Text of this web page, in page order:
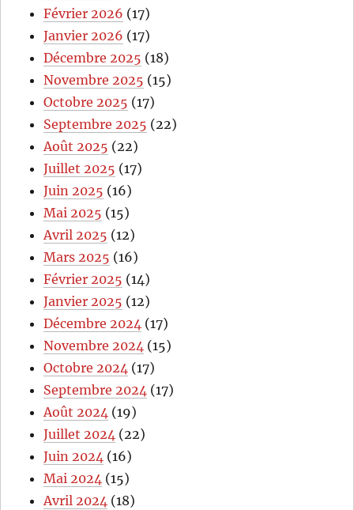
Février 2026 (17)
Janvier 2026 (17)
Décembre 2025 (18)
Novembre 2025 (15)
Octobre 2025 (17)
Septembre 2025 (22)
Août 2025 (22)
Juillet 2025 (17)
Juin 2025 (16)
Mai 2025 (15)
Avril 2025 (12)
Mars 2025 (16)
Février 2025 (14)
Janvier 2025 (12)
Décembre 2024 (17)
Novembre 2024 (15)
Octobre 2024 (17)
Septembre 2024 (17)
Août 2024 (19)
Juillet 2024 (22)
Juin 2024 (16)
Mai 2024 (15)
Avril 2024 (18)